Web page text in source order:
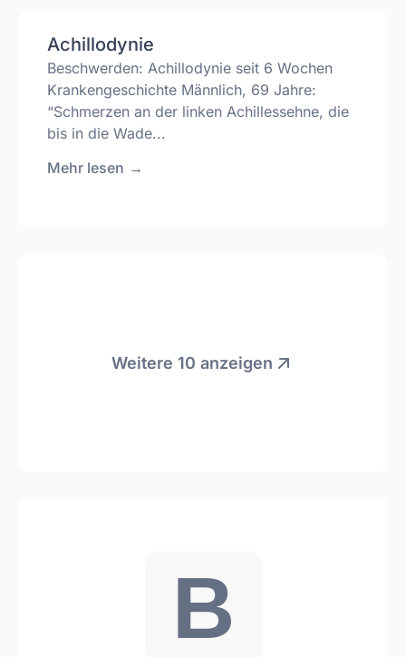
Achillodynie
Beschwerden: Achillodynie seit 6 Wochen
Krankengeschichte Männlich, 69 Jahre:
“Schmerzen an der linken Achillessehne, die
bis in die Wade...
Mehr lesen →
Weitere 10 anzeigen
B